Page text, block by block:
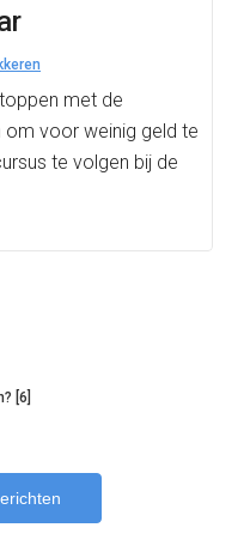
met de
voor weinig geld te
te volgen bij de
[6]